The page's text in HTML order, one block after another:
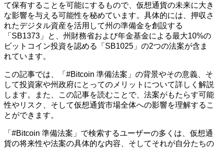
て保有することを可能にするもので、仮想通貨の未来に大き
な影響を与える可能性を秘めています。具体的には、押収さ
れたデジタル資産を活用して州の準備金を創設する
「SB1373」と、州財務省および年金基金による最大10%の
ビットコイン投資を認める「SB1025」の2つの法案が含ま
れています。
この記事では、「#Bitcoin 準備法案」の背景やその意義、そ
して投資家や州政府にとってのメリットについて詳しく解説
します。また、この記事を読むことで、法案がもたらす可能
性やリスク、そして仮想通貨市場全体への影響を理解するこ
とができます。
「#Bitcoin 準備法案」で検索するユーザーの多くは、仮想通
貨の将来性や法案の具体的な内容、そしてそれが自分たちの